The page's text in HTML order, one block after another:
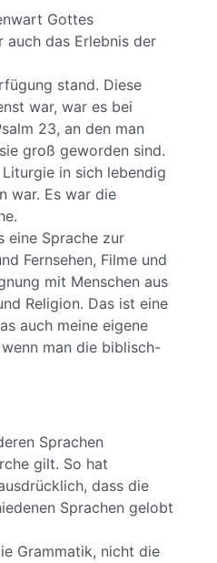
Gottes
auch das Erlebnis der
stand. Diese
war, war es bei
23, an den man
groß geworden sind.
in sich lebendig
war. Es war die
eine Sprache zur
Fernsehen, Filme und
mit Menschen aus
Religion. Das ist eine
auch meine eigene
man die biblisch-
Sprachen
gilt. So hat
dass die
Sprachen gelobt
Grammatik, nicht die